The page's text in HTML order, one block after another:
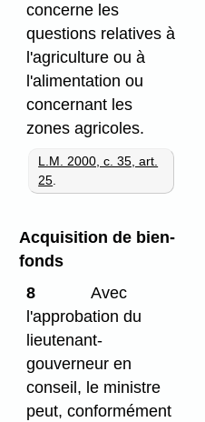
concerne les
questions relatives à
l'agriculture ou à
l'alimentation ou
concernant les
zones agricoles.
L.M. 2000, c. 35, art.
25
Acquisition de bien-
fonds
8
Avec
l'approbation du
lieutenant-
gouverneur en
conseil, le ministre
peut, conformément